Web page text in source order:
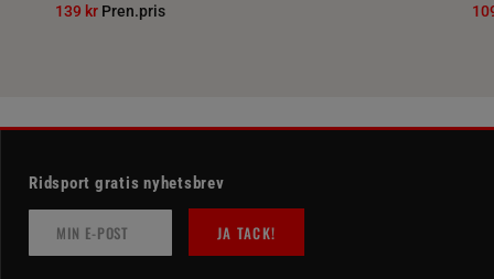
139 kr Pren.pris
Ridsport gratis nyhetsbrev
JA TACK!